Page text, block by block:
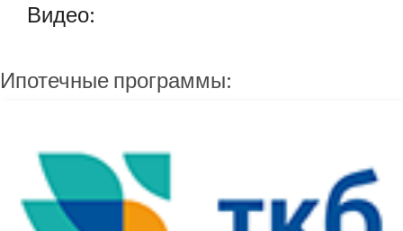
Видео:
Ипотечные программы: